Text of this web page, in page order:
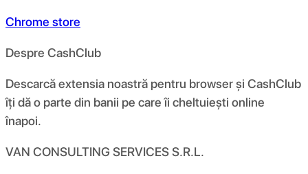
Chrome store
Despre CashClub
Descarcă extensia noastră pentru browser și CashClub
îți dă o parte din banii pe care îi cheltuiești online
înapoi.
VAN CONSULTING SERVICES S.R.L.